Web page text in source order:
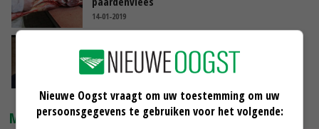
14-01-2019
Binnen drie maanden oordeel vleesvoorraad
Selten
30-01-2017
MARKTPRIJZEN
Nieuwe Oogst vraagt om uw toestemming om uw
persoonsgegevens te gebruiken voor het volgende: